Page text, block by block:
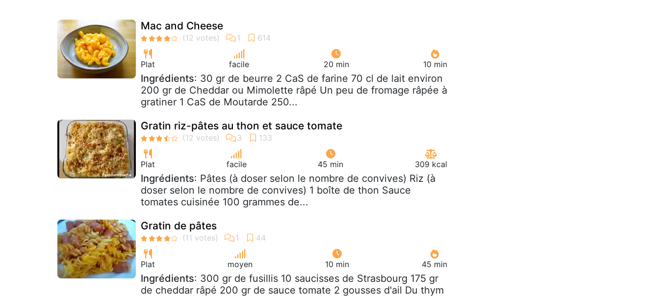
Mac and Cheese
Plat facile 20 min 10 min
Ingrédients: 30 gr de beurre 2 CaS de farine 70 cl de lait environ
200 gr de Cheddar ou Mimolette râpé Un peu de fromage râpée à
gratiner 1 CaS de Moutarde 250...
Gratin riz-pâtes au thon et sauce tomate
Plat facile 45 min 309 kcal
Ingrédients: Pâtes (à doser selon le nombre de convives) Riz (à
doser selon le nombre de convives) 1 boîte de thon Sauce
tomates cuisinée 100 grammes de...
Gratin de pâtes
Plat moyen 10 min 45 min
Ingrédients: 300 gr de fusillis 10 saucisses de Strasbourg 175 gr
de cheddar râpé 200 gr de sauce tomate 2 gousses d'ail Du thym